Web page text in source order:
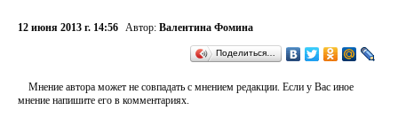
12 июня 2013 г. 14:56 Автор: Валентина Фомина
Поделиться…
Мнение автора может не совпадать с мнением редакции. Если у Вас иное
мнение напишите его в комментариях.